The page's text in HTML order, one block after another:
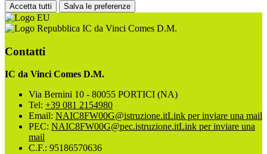
Accetta tutti Salva le preferenze
IC da Vinci Comes D.M.
Contatti
IC da Vinci Comes D.M.
Via Bernini 10 - 80055 PORTICI (NA)
Tel: +39 081 2154980
Email: NAIC8FW00G@istruzione.itLink per inviare una mail
PEC: NAIC8FW00G@pec.istruzione.itLink per inviare una
mail
C.F.: 95186570636